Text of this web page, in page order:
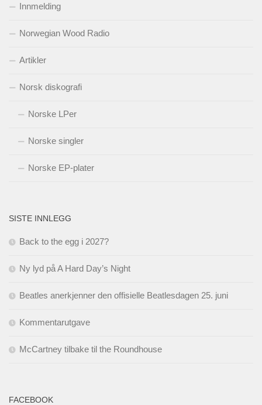
Innmelding
Norwegian Wood Radio
Artikler
Norsk diskografi
Norske LPer
Norske singler
Norske EP-plater
SISTE INNLEGG
Back to the egg i 2027?
Ny lyd på A Hard Day’s Night
Beatles anerkjenner den offisielle Beatlesdagen 25. juni
Kommentarutgave
McCartney tilbake til the Roundhouse
FACEBOOK